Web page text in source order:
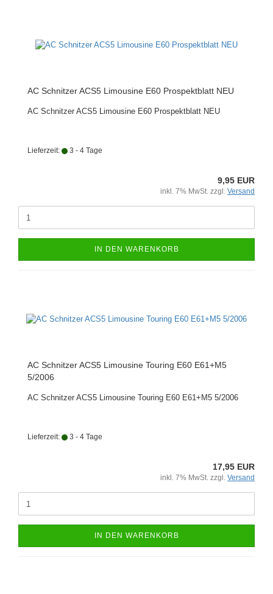
AC Schnitzer ACS5 Limousine E60 Prospektblatt NEU
AC Schnitzer ACS5 Limousine E60 Prospektblatt NEU
Lieferzeit: 3 - 4 Tage
9,95 EUR
inkl. 7% MwSt. zzgl. Versand
IN DEN WARENKORB
AC Schnitzer ACS5 Limousine Touring E60 E61+M5
5/2006
AC Schnitzer ACS5 Limousine Touring E60 E61+M5 5/2006
Lieferzeit: 3 - 4 Tage
17,95 EUR
inkl. 7% MwSt. zzgl. Versand
IN DEN WARENKORB